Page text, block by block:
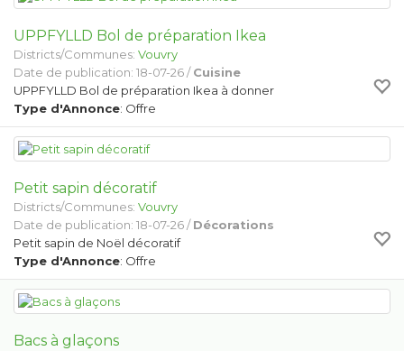
UPPFYLLD Bol de préparation Ikea
Districts/Communes: Vouvry
Date de publication: 18-07-26 /Cuisine
UPPFYLLD Bol de préparation Ikea à donner
Type d'Annonce: Offre
Petit sapin décoratif
Districts/Communes: Vouvry
Date de publication: 18-07-26 /Décorations
Petit sapin de Noël décoratif
Type d'Annonce: Offre
Bacs à glaçons